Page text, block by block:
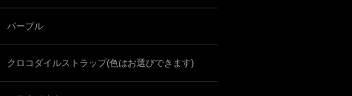
パープル
クロコダイルストラップ(色はお選びできます)